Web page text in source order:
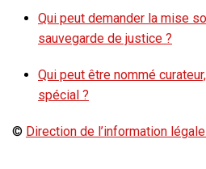
Qui peut demander la mise
sauvegarde de justice ?
Qui peut être nommé
spécial ?
© Direction de l’information